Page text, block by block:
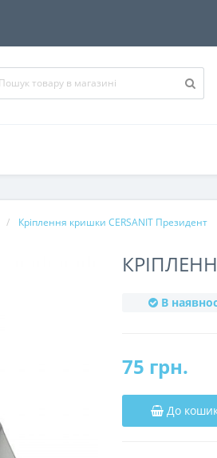
Кріплення кришки CERSANIT Президент
В
75 грн.
До